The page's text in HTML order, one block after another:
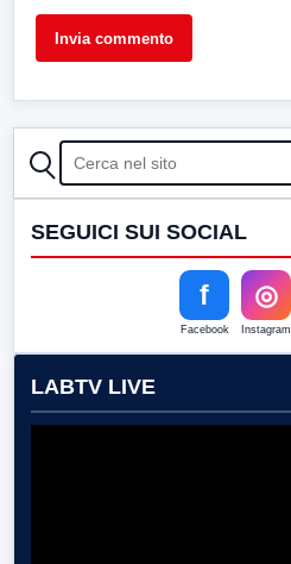
CERCA
SEGUICI SUI SOCIAL
f
Facebook
◎
Instagram
LABTV LIVE